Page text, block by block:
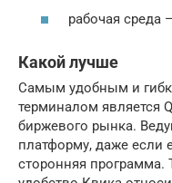
рабочая среда
Какой лучше
Самым удобным и
терминалом является
биржевого рынка.
платформу, даже если
сторонняя программа.